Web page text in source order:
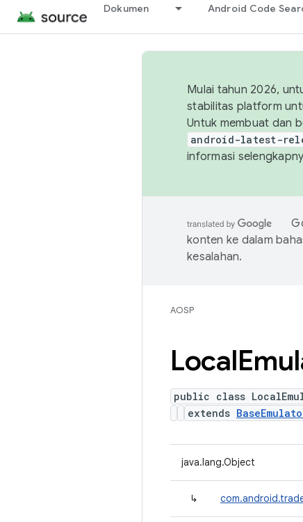
Dokumen Android Code
Mulai tahun 2026,
stabilitas platform
Untuk membuat dan
android-latest-
informasi
konten ke dalam
kesalahan.
AOSP
Local
public class
extends
java.lang.Object
↳